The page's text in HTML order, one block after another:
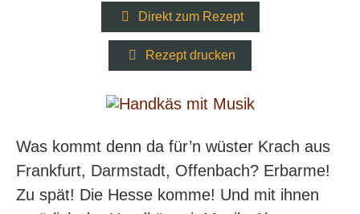
Direkt zum Rezept
Rezept drucken
Was kommt denn da für’n wüster Krach aus
Frankfurt, Darmstadt, Offenbach? Erbarme!
Zu spät! Die Hesse komme! Und mit ihnen